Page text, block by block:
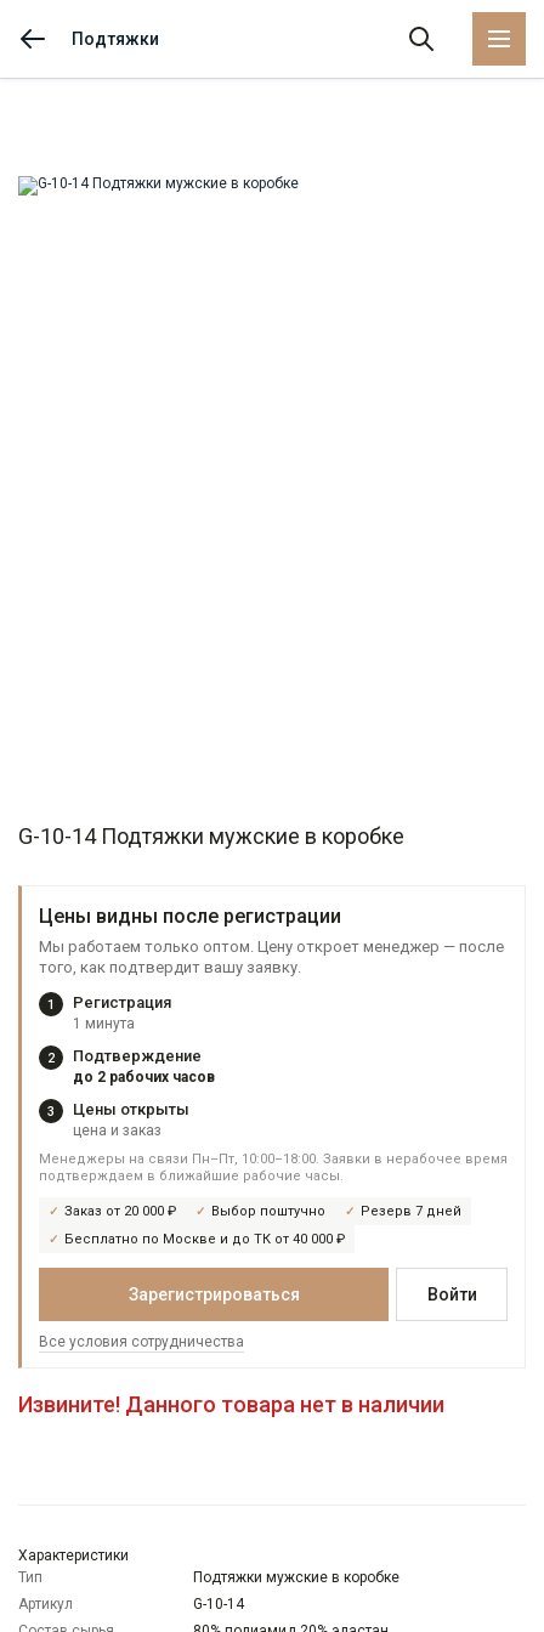
Подтяжки
G-10-14 Подтяжки мужские в коробке
Цены видны после регистрации
Мы работаем только оптом. Цену откроет менеджер — после
того, как подтвердит вашу заявку.
1 Регистрация
1 минута
2 Подтверждение
до 2 рабочих часов
3 Цены открыты
цена и заказ
Менеджеры на связи Пн–Пт, 10:00–18:00. Заявки в нерабочее время
подтверждаем в ближайшие рабочие часы.
Заказ от 20 000 ₽ Выбор поштучно
Резерв 7 дней
Бесплатно по Москве и до ТК от 40 000 ₽
Зарегистрироваться Войти
Все условия сотрудничества
Извините! Данного товара нет в наличии
Характеристики
Тип
Подтяжки мужские в коробке
Артикул
G-10-14